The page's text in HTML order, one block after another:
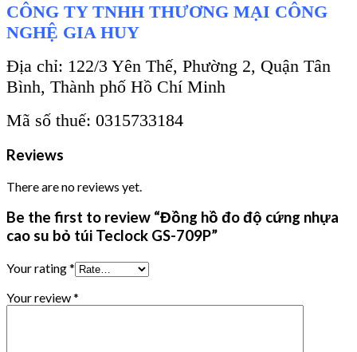
CÔNG TY TNHH THƯƠNG MẠI CÔNG
NGHỆ GIA HUY
Địa chỉ: 122/3 Yên Thế, Phường 2, Quận Tân
Bình, Thành phố Hồ Chí Minh
Mã số thuế: 0315733184
Reviews
There are no reviews yet.
Be the first to review “Đồng hồ đo độ cứng nhựa
cao su bỏ túi Teclock GS-709P”
Your rating*
Your review*